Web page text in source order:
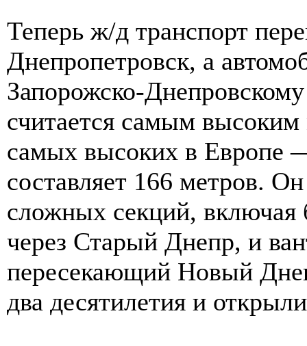
Теперь ж/д транспорт
Днепропетровск, а
Запорожско-
считается самым
самых высоких в Европе
составляет 166 метров.
сложных секций,
через Старый Днепр, и
пересекающий Новый
два десятилетия и